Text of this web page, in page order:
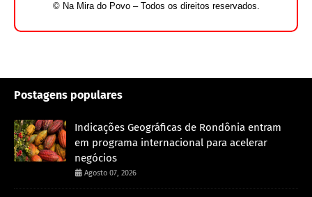
© Na Mira do Povo – Todos os direitos reservados.
Postagens populares
Indicações Geográficas de Rondônia entram
em programa internacional para acelerar
negócios
Agosto 07, 2026